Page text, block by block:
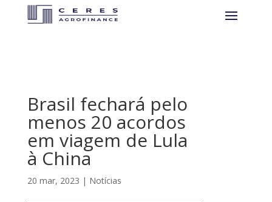
Brasil fechará pelo
menos 20 acordos
em viagem de Lula
à China
20 mar, 2023 | Notícias